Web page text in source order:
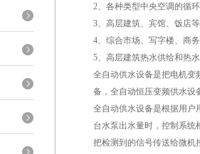
2、各种类型中央空调的循
3、高层建筑、宾馆、饭店
4、综合市场、写字楼、商
5、高层建筑热水供给和热
全自动供水设备是把电机变
备，全自动恒压变频供水设
全自动供水设备是根据用户
台水泵出水量时，控制系
把检测到的信号传送给微机